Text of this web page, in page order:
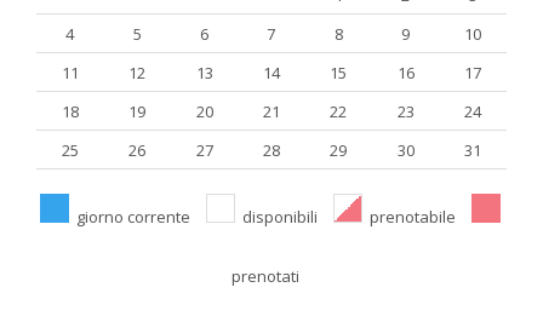
4
5 6 7 8 9
10
11
12 13 14 15 16
17
18
19 20 21 22 23
24
25
26 27 28 29 30 31
giorno corrente disponibili prenotabile
prenotati